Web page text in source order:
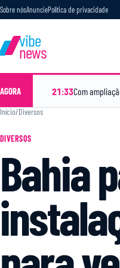
Sobre nósAnunciePolítica de privacidade
vibe
news
AGORA 21:33
Início/Diversos
DIVERSOS
Bahia